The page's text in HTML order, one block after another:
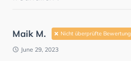
Maik M. Nicht überprüfte Bewertung
June 29, 2023